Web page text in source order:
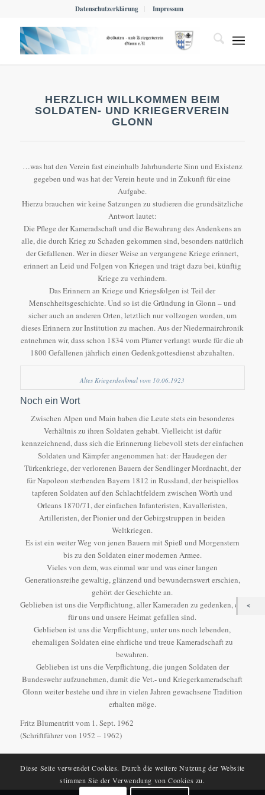
Datenschutzerklärung Impressum
HERZLICH WILLKOMMEN BEIM
SOLDATEN- UND KRIEGERVEREIN
GLONN
…was hat den Verein fast eineinhalb Jahrhunderte Sinn und Existenz
gegeben und was hat der Verein heute und in Zukunft für eine
Aufgabe.
Hierzu brauchen wir keine Satzungen zu studieren die grundsätzliche
Antwort lautet:
Die Pflege der Kameradschaft und die Bewahrung des Andenkens an
alle, die durch Krieg zu Schaden gekommen sind, besonders natürlich
der Gefallenen. Wer in dieser Weise an vergangene Kriege erinnert,
erinnert an Leid und Folgen von Kriegen und trägt dazu bei, künftig
Kriege zu verhindern.
Das Erinnern an Kriege und Kriegsfolgen ist Teil der
Menschheitsgeschichte. Und so ist die Gründung in Glonn – und
sicher auch an anderen Orten, letztlich nur vollzogen worden, um
dieses Erinnern zur Institution zu machen. Aus der Niedermairchronik
entnehmen wir, dass schon 1834 vom Pfarrer verlangt wurde für die ab
1800 Gefallenen jährlich einen Gedenkgottesdienst abzuhalten.
Altes Kriegerdenkmal vom 10.06.1923
Noch ein Wort
Zwischen Alpen und Main haben die Leute stets ein besonderes
Verhältnis zu ihren Soldaten gehabt. Vielleicht ist dafür
kennzeichnend, dass sich die Erinnerung liebevoll stets der einfachen
Soldaten und Kämpfer angenommen hat: der Haudegen der
Türkenkriege, der verlorenen Bauern der Sendlinger Mordnacht, der
für Napoleon sterbenden Bayern 1812 in Russland, der beispiellos
tapferen Soldaten auf den Schlachtfeldern zwischen Wörth und
Orleans 1870/71, der einfachen Infanteristen, Kavalleristen,
Artilleristen, der Pionier und der Gebirgstruppen in beiden
Weltkriegen.
Es ist ein weiter Weg von jenen Bauern mit Spieß und Morgenstern
bis zu den Soldaten einer modernen Armee.
Vieles von dem, was einmal war und was einer langen
Generationsreihe gewaltig, glänzend und bewundernswert erschien,
gehört der Geschichte an.
Geblieben ist uns die Verpflichtung, aller Kameraden zu gedenken, die
für uns und unsere Heimat gefallen sind.
Geblieben ist uns die Verpflichtung, unter uns noch lebenden,
ehemaligen Soldaten eine ehrliche und treue Kameradschaft zu
bewahren.
Geblieben ist uns die Verpflichtung, die jungen Soldaten der
Bundeswehr aufzunehmen, damit die Vet.- und Kriegerkameradschaft
Glonn weiter bestehe und ihre in vielen Jahren gewachsene Tradition
erhalten möge.
Fritz Blumentritt vom 1. Sept. 1962
(Schriftführer von 1952 – 1962)
Diese Seite verwendet Cookies. Durch die weitere Nutzung der Website
stimmen Sie der Verwendung von Cookies zu.